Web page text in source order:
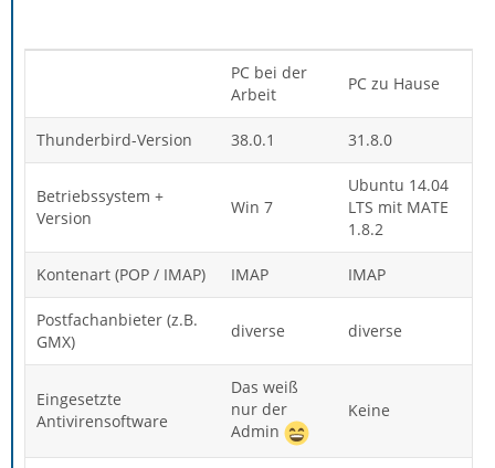
PC bei der
Arbeit
PC zu Hause
Thunderbird-Version 38.0.1 31.8.0
Betriebssystem +
Version
Win 7
Ubuntu 14.04
LTS mit MATE
1.8.2
Kontenart (POP / IMAP) IMAP IMAP
Postfachanbieter (z.B.
GMX)
diverse diverse
Eingesetzte
Antivirensoftware
Das weiß
nur der
Admin
Keine